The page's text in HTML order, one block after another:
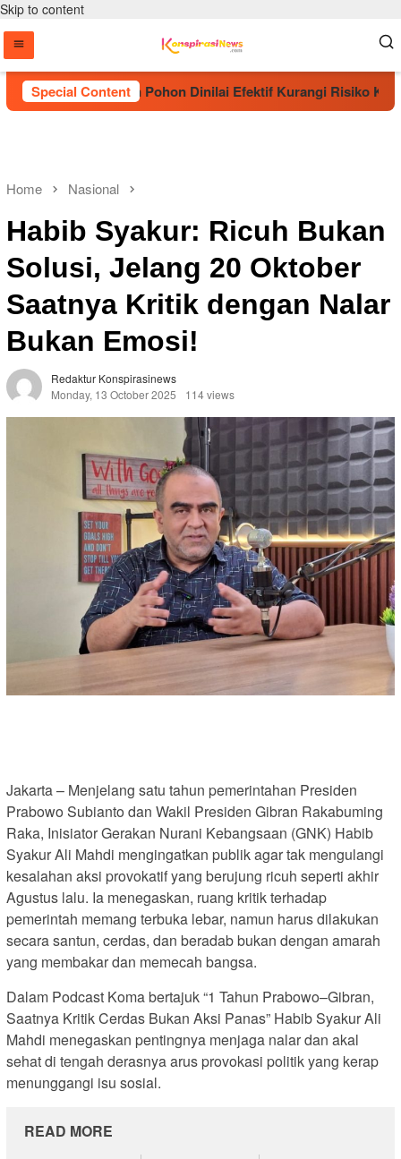
Skip to content
Special Content
Penanaman Pohon Dinilai Efektif Kurangi Risiko Karhutla
Home Nasional
Habib Syakur: Ricuh Bukan
Solusi, Jelang 20 Oktober
Saatnya Kritik dengan Nalar
Bukan Emosi!
Redaktur Konspirasinews
Monday, 13 October 2025
114 views
Jakarta – Menjelang satu tahun pemerintahan Presiden
Prabowo Subianto dan Wakil Presiden Gibran Rakabuming
Raka, Inisiator Gerakan Nurani Kebangsaan (GNK) Habib
Syakur Ali Mahdi mengingatkan publik agar tak mengulangi
kesalahan aksi provokatif yang berujung ricuh seperti akhir
Agustus lalu. Ia menegaskan, ruang kritik terhadap
pemerintah memang terbuka lebar, namun harus dilakukan
secara santun, cerdas, dan beradab bukan dengan amarah
yang membakar dan memecah bangsa.
Dalam Podcast Koma bertajuk “1 Tahun Prabowo–Gibran,
Saatnya Kritik Cerdas Bukan Aksi Panas” Habib Syakur Ali
Mahdi menegaskan pentingnya menjaga nalar dan akal
sehat di tengah derasnya arus provokasi politik yang kerap
menunggangi isu sosial.
READ MORE